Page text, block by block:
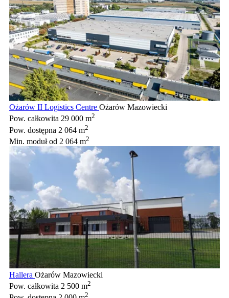
Ożarów II Logistics Centre Ożarów Mazowiecki
Pow. całkowita 29 000 m2
Pow. dostępna 2 064 m2
Min. modułod 2 064 m2
Hallera Ożarów Mazowiecki
Pow. całkowita 2 500 m2
2